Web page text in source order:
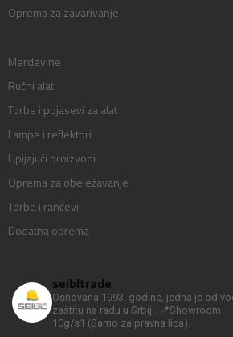
Oprema za zavarivanje
Merdevine
Ručni alat
Torbe i pojasevi za alat
Lampe i reflektori
Upijajući proizvodi
Oprema za obeležavanje
Torbe i rančevi
Dodatna oprema
seibltrade
Osnovana 1993. godine, jedna je od
zaštitu na radu u Srbiji.
📍Showroom –
10g/s1 (Samo za pravna lica).